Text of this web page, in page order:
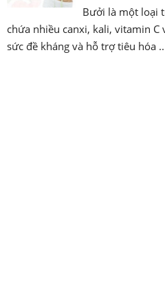
Bưởi là một loại
chứa nhiều canxi, kali, vitamin C
sức đề kháng và hỗ trợ tiêu hóa